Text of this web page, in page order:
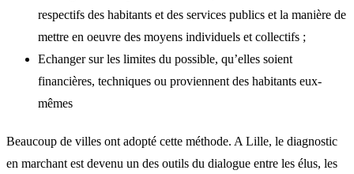
respectifs des habitants et des services publics et la manière de
mettre en oeuvre des moyens individuels et collectifs ;
Echanger sur les limites du possible, qu’elles soient
financières, techniques ou proviennent des habitants eux-
mêmes
Beaucoup de villes ont adopté cette méthode. A Lille, le diagnostic
en marchant est devenu un des outils du dialogue entre les élus, les